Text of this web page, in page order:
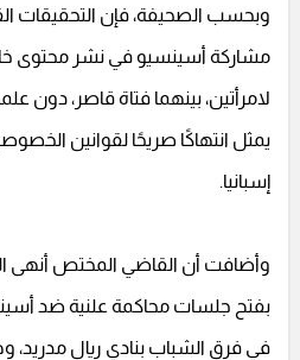
وبحسب الصحيفة، فإن التحقيقات
مشاركة أسينسيو في نشر
لامرأتين، بينهما فتاة قاصر، دون
يمثل انتهاكًا صريحًا لقوانين
إسبانيا.
وأضافت أن القاضي المختص أنهى
بفتح جلسات محاكمة علنية ضد
في فرق الشباب بنادي ريال مدريد،